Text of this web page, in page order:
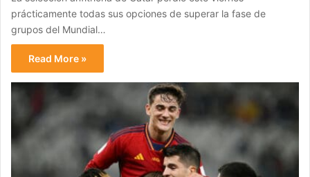
prácticamente todas sus opciones de superar la fase de
grupos del Mundial…
Read More »